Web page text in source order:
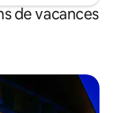
de vacances